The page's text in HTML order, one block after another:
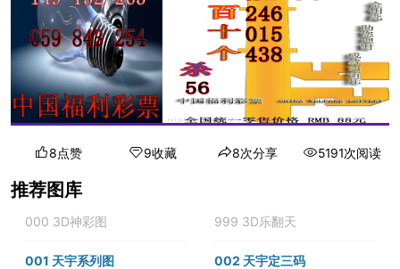
8点赞 9收藏 8次分享 5191次阅读
推荐图库
000 3D神彩图 999 3D乐翻天
001 天宇系列图 002 天宇定三码